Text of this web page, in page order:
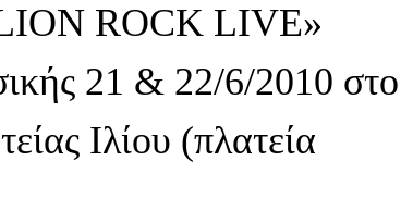
ROCK LIVE»
21 & 22/6/2010 στο
Ιλίου (πλατεία